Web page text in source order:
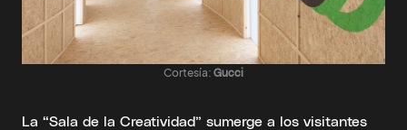
Cortesía: Gucci
La “Sala de la Creatividad” sumerge a los visitantes